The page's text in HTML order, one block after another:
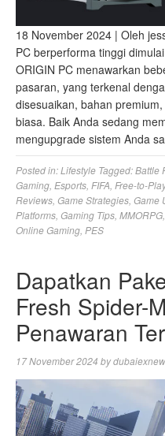
18 November 2024 | Oleh
PC berperforma tinggi
ORIGIN PC menawarkan
pasaran, yang terkenal
disesuaikan, bahan
biasa. Baik Anda sedang
mengupgrade sistem Anda
Posted in:Lifestyle Tagged:Battle
Gaming Esports FIFA Free-to-
Reviews Game Strategies Game
Platforms Gaming Tips MMORPG
Online Gaming PES
Dapatkan
Fresh Spider-
Penawaran
17 November 2024 by